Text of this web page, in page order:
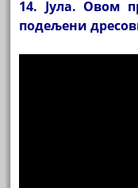
14. Јула. Овом
подељени